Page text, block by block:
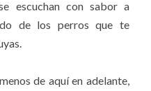
escuchan con sabor a
de los perros que te
de aquí en adelante,